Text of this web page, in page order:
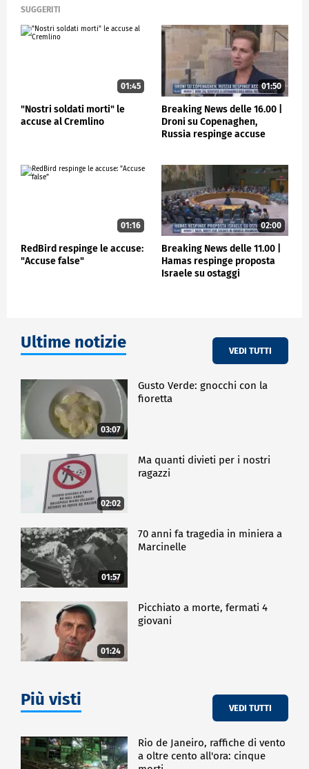
cinese:
"(In merito alle accuse dell'UE secondo cui la Cina
avrebbe addestrato soldati russi che hanno
combattuto in Ucraina) Queste accuse sono prive di
qualsiasi fondamento fattuale. Si tratta di pura e
semplice calunnia e denigrazione".
SUGGERITI
01:45
"Nostri soldati morti" le
accuse al Cremlino
01:50
Breaking News delle 16.00 |
Droni su Copenaghen,
Russia respinge accuse
01:16
RedBird respinge le accuse:
"Accuse false"
02:00
Breaking News delle 11.00 |
Hamas respinge proposta
Israele su ostaggi
Ultime notizie VEDI TUTTI
03:07
Gusto Verde: gnocchi con la
fioretta
02:02
Ma quanti divieti per i nostri
ragazzi
01:57
70 anni fa tragedia in miniera a
Marcinelle
01:24
Picchiato a morte, fermati 4
giovani
Più visti VEDI TUTTI
Rio de Janeiro, raffiche di vento
a oltre cento all'ora: cinque